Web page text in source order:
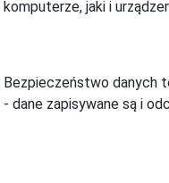
komputerze, jaki i
Bezpieczeństwo danych
- dane zapisywane są i